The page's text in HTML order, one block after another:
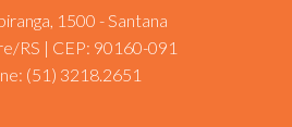
1500 - Santana
RS | CEP: 90160-091
(51) 3218.2651